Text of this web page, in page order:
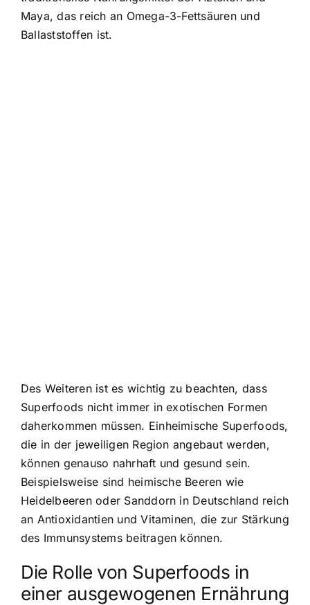
Maya, das reich an Omega-3-Fettsäuren und
Ballaststoffen ist.
Des Weiteren ist es wichtig zu beachten, dass
Superfoods nicht immer in exotischen Formen
daherkommen müssen. Einheimische Superfoods,
die in der jeweiligen Region angebaut werden,
können genauso nahrhaft und gesund sein.
Beispielsweise sind heimische Beeren wie
Heidelbeeren oder Sanddorn in Deutschland reich
an Antioxidantien und Vitaminen, die zur Stärkung
des Immunsystems beitragen können.
Die Rolle von Superfoods in
einer ausgewogenen Ernährung